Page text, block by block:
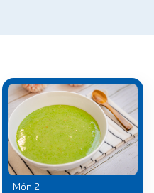
Món 2